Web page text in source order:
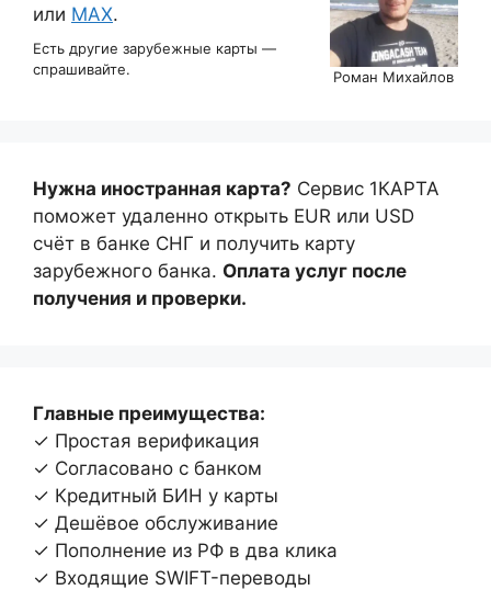
или MAX.
Есть другие зарубежные карты —
спрашивайте.
Роман Михайлов
Нужна иностранная карта? Сервис 1КАРТА
поможет удаленно открыть EUR или USD
счёт в банке СНГ и получить карту
зарубежного банка. Оплата услуг после
получения и проверки.
Главные преимущества:
✓ Простая верификация
✓ Согласовано с банком
✓ Кредитный БИН у карты
✓ Дешёвое обслуживание
✓ Пополнение из РФ в два клика
✓ Входящие SWIFT-переводы